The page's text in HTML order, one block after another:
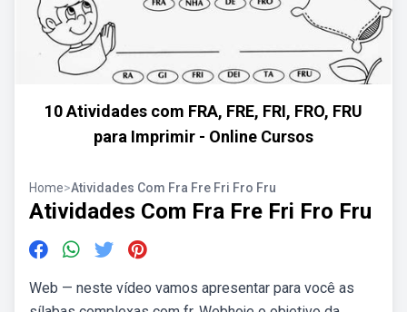
10 Atividades com FRA, FRE, FRI, FRO, FRU
para Imprimir - Online Cursos
Home>Atividades Com Fra Fre Fri Fro Fru
Atividades Com Fra Fre Fri Fro Fru
Web — neste vídeo vamos apresentar para você as